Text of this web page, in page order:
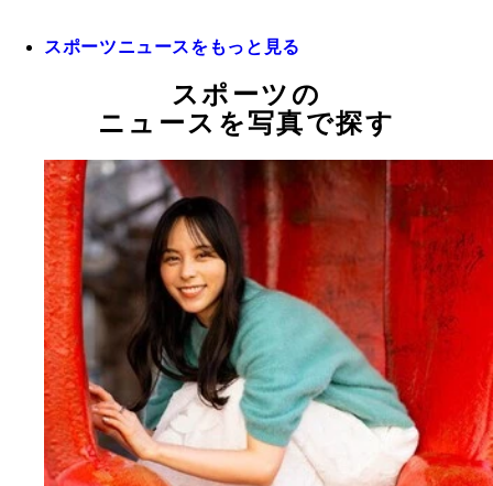
スポーツニュースをもっと見る
スポーツの
ニュースを写真で探す